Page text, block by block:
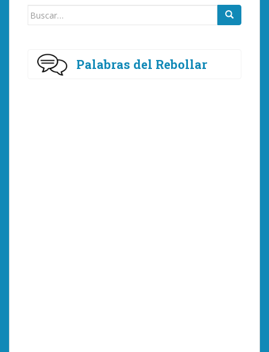
Buscar:
Palabras del Rebollar